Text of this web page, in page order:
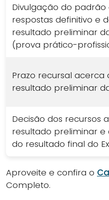
Divulgação do padrão
respostas definitivo e
resultado preliminar
(prova prático-
Prazo recursal acerca
resultado preliminar
Decisão dos recursos
resultado preliminar e
do resultado final do
Aproveite e confira o
Completo.